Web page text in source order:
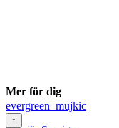
evergreen_mujkic
Mer för dig
↑